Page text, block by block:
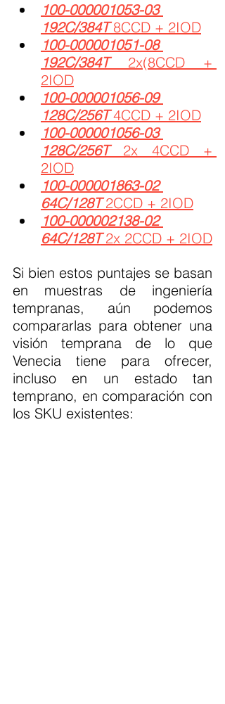
100-000001053-03
192C/384T 8CCD + 2IOD
100-000001051-08
192C/384T 2x(8CCD +
2IOD
100-000001056-09
128C/256T 4CCD + 2IOD
100-000001056-03
128C/256T 2x 4CCD +
2IOD
100-000001863-02
64C/128T 2CCD + 2IOD
100-000002138-02
64C/128T 2x 2CCD + 2IOD
Si bien estos puntajes se basan
en muestras de ingeniería
tempranas, aún podemos
compararlas para obtener una
visión temprana de lo que
Venecia tiene para ofrecer,
incluso en un estado tan
temprano, en comparación con
los SKU existentes: